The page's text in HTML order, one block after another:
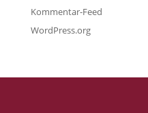
Kommentar-Feed
WordPress.org